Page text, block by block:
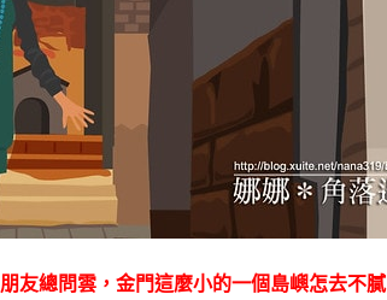
朋友總問雲，金門這麼小的一個島嶼怎去不